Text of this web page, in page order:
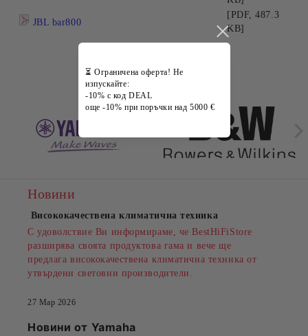
JBL bar800
[PDF, 487.3
KB]
Новини
Висококачествена климатична техника
С удоволствие Ви информираме, че BestHiFiStore
разширява своята продуктова гама и вече ще
предлага висококачествена климатична техника от
утвърдени световни производители.
27 Мар 2026
Новини от Yamaha
⏳ Ограничена оферта! Не
изпускайте:
-10% с код DEAL
още -10% при поръчки над 5000 €